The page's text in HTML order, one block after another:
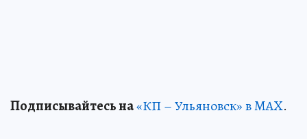
Подписывайтесь на«КП – Ульяновск» в MAX.